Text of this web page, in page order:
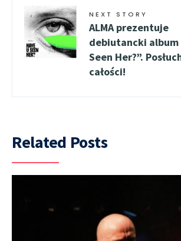
NEXT STORY
ALMA prezentuje
debiutancki album
Seen Her?”.
całości!
Related Posts